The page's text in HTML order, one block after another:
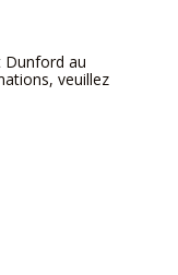
Dunford au
veuillez